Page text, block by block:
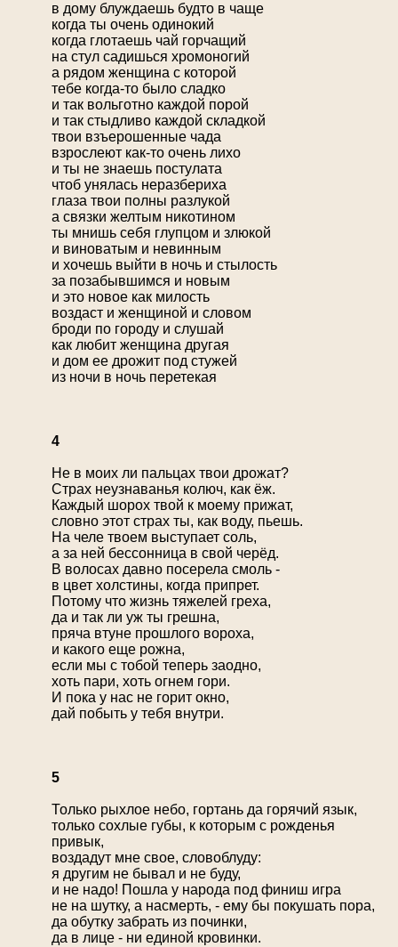
в дому блуждаешь будто в чаще
когда ты очень одинокий
когда глотаешь чай горчащий
на стул садишься хромоногий
а рядом женщина с которой
тебе когда-то было сладко
и так вольготно каждой порой
и так стыдливо каждой складкой
твои взъерошенные чада
взрослеют как-то очень лихо
и ты не знаешь постулата
чтоб унялась неразбериха
глаза твои полны разлукой
а связки желтым никотином
ты мнишь себя глупцом и злюкой
и виноватым и невинным
и хочешь выйти в ночь и стылость
за позабывшимся и новым
и это новое как милость
воздаст и женщиной и словом
броди по городу и слушай
как любит женщина другая
и дом ее дрожит под стужей
из ночи в ночь перетекая
4
Не в моих ли пальцах твои дрожат?
Страх неузнаванья колюч, как ёж.
Каждый шорох твой к моему прижат,
словно этот страх ты, как воду, пьешь.
На челе твоем выступает соль,
а за ней бессонница в свой черёд.
В волосах давно посерела смоль -
в цвет холстины, когда припрет.
Потому что жизнь тяжелей греха,
да и так ли уж ты грешна,
пряча втуне прошлого вороха,
и какого еще рожна,
если мы с тобой теперь заодно,
хоть пари, хоть огнем гори.
И пока у нас не горит окно,
дай побыть у тебя внутри.
5
Только рыхлое небо, гортань да горячий язык,
только сохлые губы, к которым с рожденья
привык,
воздадут мне свое, словоблуду:
я другим не бывал и не буду,
и не надо! Пошла у народа под финиш игра
не на шутку, а насмерть, - ему бы покушать пора,
да обутку забрать из починки,
да в лице - ни единой кровинки.